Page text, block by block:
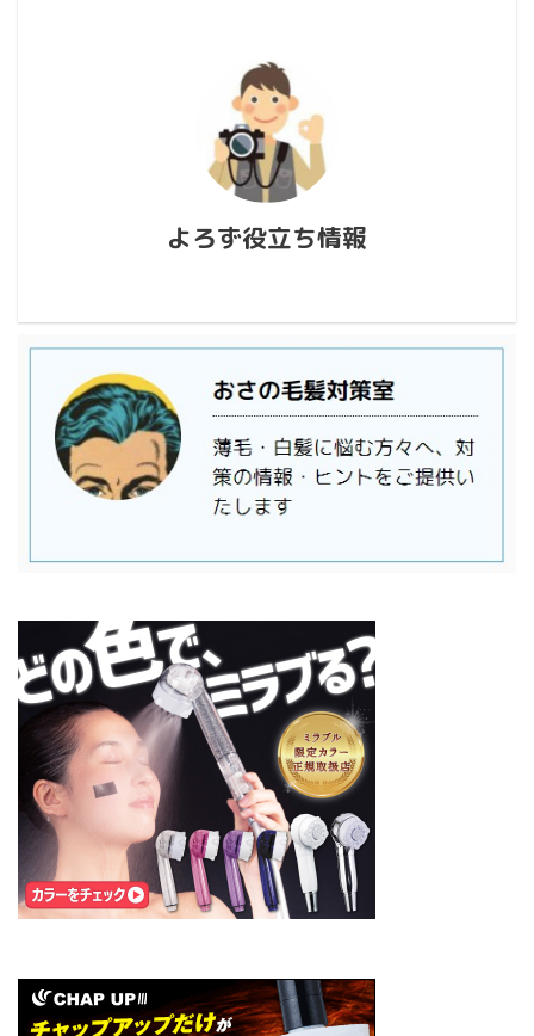
よろず役立ち情報